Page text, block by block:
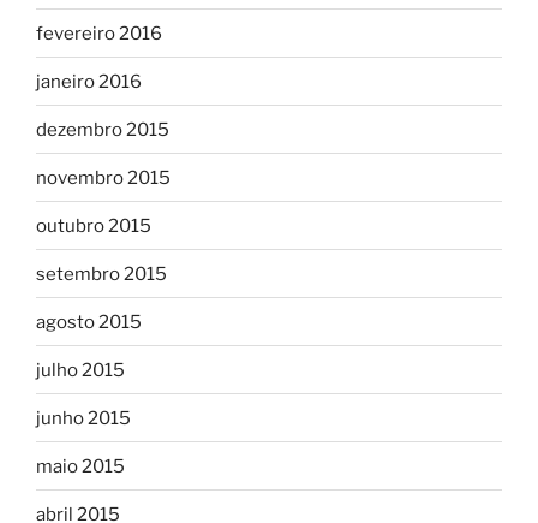
fevereiro 2016
janeiro 2016
dezembro 2015
novembro 2015
outubro 2015
setembro 2015
agosto 2015
julho 2015
junho 2015
maio 2015
abril 2015